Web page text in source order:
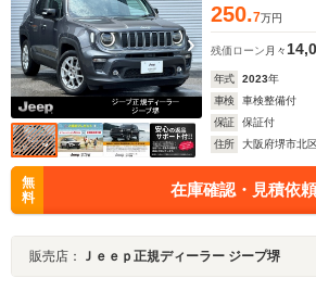
250.7万円
残価ローン 月々
年式 2023年
車検
車検整備付
保証
保証付
住所
大阪府堺市北
無
料
在庫確認・見積依頼
販売店： Ｊｅｅｐ正規ディーラー ジープ堺